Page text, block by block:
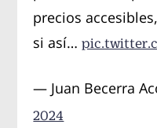
precios
si así…
— Juan Becerra
2024